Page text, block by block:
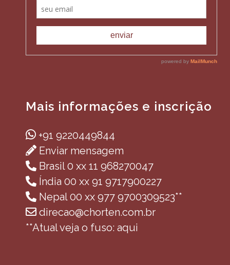
Mais informações e inscrição
+91 9220449844
Enviar mensagem
Brasil 0 xx 11 968270047
Índia 00 xx 91 9717900227
Nepal 00 xx 977 9700309523**
direcao@chorten.com.br
**Atual veja o fuso: aqui